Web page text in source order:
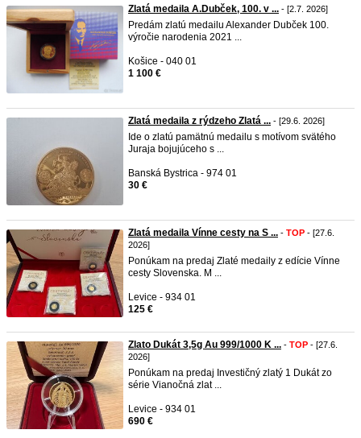
Zlatá medaila A.Dubček, 100. v ... - [2.7. 2026]
Predám zlatú medailu Alexander Dubček 100.
výročie narodenia 2021 ...
Košice - 040 01
1 100 €
Zlatá medaila z rýdzeho Zlatá ... - [29.6. 2026]
Ide o zlatú pamätnú medailu s motívom svätého
Juraja bojujúceho s ...
Banská Bystrica - 974 01
30 €
Zlatá medaila Vínne cesty na S ... - TOP - [27.6.
2026]
Ponúkam na predaj Zlaté medaily z edície Vínne
cesty Slovenska. M ...
Levice - 934 01
125 €
Zlato Dukát 3,5g Au 999/1000 K ... - TOP - [27.6.
2026]
Ponúkam na predaj Investičný zlatý 1 Dukát zo
série Vianočná zlat ...
Levice - 934 01
690 €